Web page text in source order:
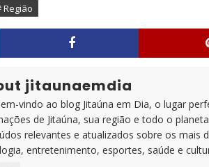
Região
jitaunaemdia
vindo ao blog Jitaúna em Dia, o lugar
de Jitaúna, sua região e todo o
relevantes e atualizados sobre os mais
entretenimento, esportes, saúde e